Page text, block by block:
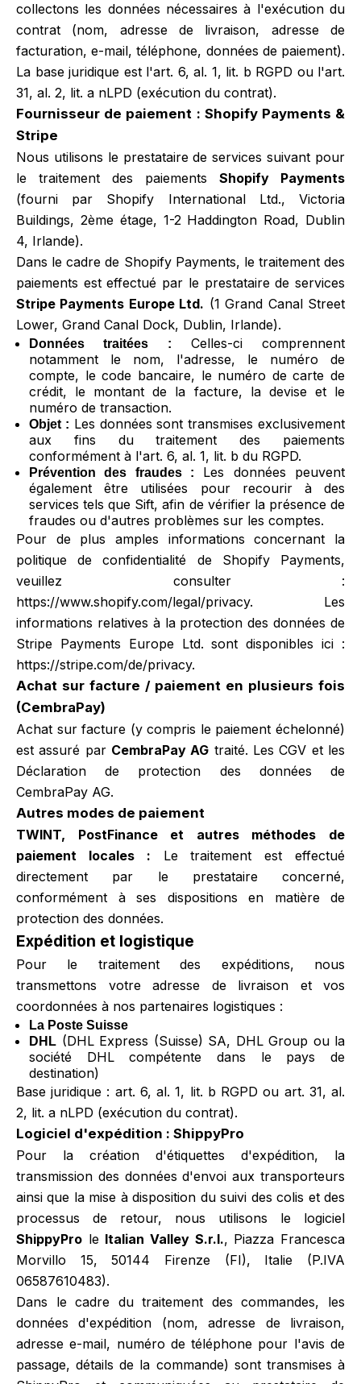
collectons les données nécessaires à l'exécution du
contrat (nom, adresse de livraison, adresse de
facturation, e-mail, téléphone, données de paiement).
La base juridique est l'art. 6, al. 1, lit. b RGPD ou l'art.
31, al. 2, lit. a nLPD (exécution du contrat).
Fournisseur de paiement : Shopify Payments &
Stripe
Nous utilisons le prestataire de services suivant pour
le traitement des paiements Shopify Payments
(fourni par Shopify International Ltd., Victoria
Buildings, 2ème étage, 1-2 Haddington Road, Dublin
4, Irlande).
Dans le cadre de Shopify Payments, le traitement des
paiements est effectué par le prestataire de services
Stripe Payments Europe Ltd. (1 Grand Canal Street
Lower, Grand Canal Dock, Dublin, Irlande).
Données traitées :
Celles-ci comprennent
notamment le nom, l'adresse, le numéro de
compte, le code bancaire, le numéro de carte de
crédit, le montant de la facture, la devise et le
numéro de transaction.
Objet : Les données sont transmises exclusivement
aux fins du traitement des paiements
conformément à l'art. 6, al. 1, lit. b du RGPD.
Prévention des fraudes :
Les données peuvent
également être utilisées pour recourir à des
services tels que Sift, afin de vérifier la présence de
fraudes ou d'autres problèmes sur les comptes.
Pour de plus amples informations concernant la
politique de confidentialité de Shopify Payments,
veuillez consulter :
https://www.shopify.com/legal/privacy. Les
informations relatives à la protection des données de
Stripe Payments Europe Ltd. sont disponibles ici :
https://stripe.com/de/privacy.
Achat sur facture / paiement en plusieurs fois
(CembraPay)
Achat sur facture (y compris le paiement échelonné)
est assuré par CembraPay AG traité. LesCGV et les
Déclaration de protection des données de
CembraPay AG.
Autres modes de paiement
TWINT, PostFinance et autres méthodes de
paiement locales : Le traitement est effectué
directement par le prestataire concerné,
conformément à ses dispositions en matière de
protection des données.
Expédition et logistique
Pour le traitement des expéditions, nous
transmettons votre adresse de livraison et vos
coordonnées à nos partenaires logistiques :
La Poste Suisse
DHL (DHL Express (Suisse) SA, DHL Group ou la
société DHL compétente dans le pays de
destination)
Base juridique : art. 6, al. 1, lit. b RGPD ou art. 31, al.
2, lit. a nLPD (exécution du contrat).
Logiciel d'expédition : ShippyPro
Pour la création d'étiquettes d'expédition, la
transmission des données d'envoi aux transporteurs
ainsi que la mise à disposition du suivi des colis et des
processus de retour, nous utilisons le logiciel
ShippyPro le Italian Valley S.r.l., Piazza Francesca
Morvillo 15, 50144 Firenze (FI), Italie (P.IVA
06587610483).
Dans le cadre du traitement des commandes, les
données d'expédition (nom, adresse de livraison,
adresse e-mail, numéro de téléphone pour l'avis de
passage, détails de la commande) sont transmises à